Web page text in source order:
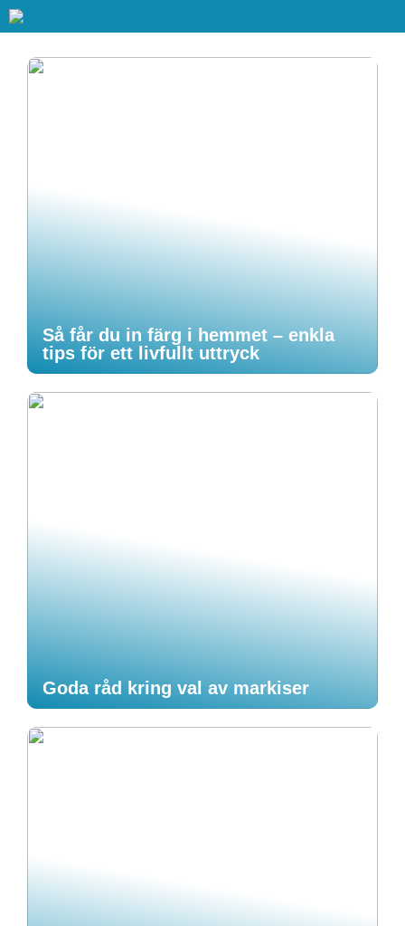
Så får du in färg i hemmet – enkla
tips för ett livfullt uttryck
Goda råd kring val av markiser